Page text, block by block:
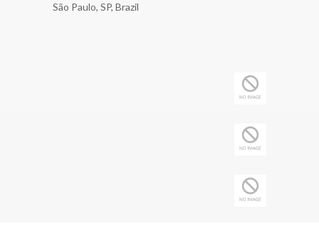
São Paulo, SP, Brazil